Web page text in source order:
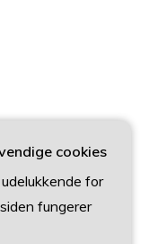
cookies
for
fungerer